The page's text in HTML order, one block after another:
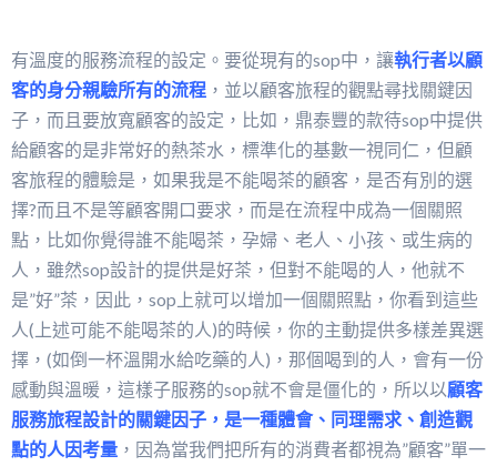
有溫度的服務流程的設定。要從現有的sop中，讓執行者以顧
客的身分親驗所有的流程 ，並以顧客旅程的觀點尋找關鍵因
子，而且要放寬顧客的設定，比如，鼎泰豐的款待sop中提供
給顧客的是非常好的熱茶水，標準化的基數一視同仁，但顧
客旅程的體驗是，如果我是不能喝茶的顧客，是否有別的選
擇?而且不是等顧客開口要求，而是在流程中成為一個關照
點，比如你覺得誰不能喝茶，孕婦、老人、小孩、或生病的
人，雖然sop設計的提供是好茶，但對不能喝的人，他就不
是”好”茶，因此，sop上就可以增加一個關照點，你看到這些
人(上述可能不能喝茶的人)的時候，你的主動提供多樣差異選
擇，(如倒一杯溫開水給吃藥的人)，那個喝到的人，會有一份
感動與溫暖，這樣子服務的sop就不會是僵化的，所以以顧客
服務旅程設計的關鍵因子，是一種體會、同理需求、創造觀
點的人因考量 ，因為當我們把所有的消費者都視為”顧客”單一